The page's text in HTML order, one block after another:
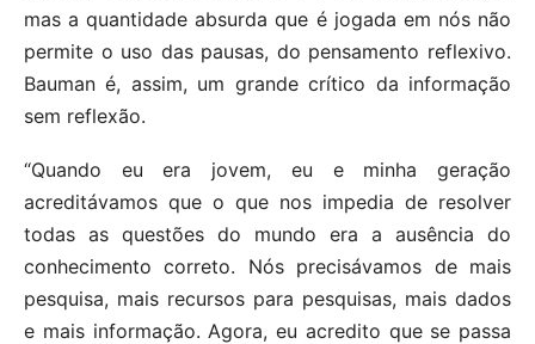
mas a quantidade absurda que é jogada em nós não
permite o uso das pausas, do pensamento reflexivo.
Bauman é, assim, um grande crítico da informação
sem reflexão.
“Quando eu era jovem, eu e minha geração
acreditávamos que o que nos impedia de resolver
todas as questões do mundo era a ausência do
conhecimento correto. Nós precisávamos de mais
pesquisa, mais recursos para pesquisas, mais dados
e mais informação. Agora, eu acredito que se passa